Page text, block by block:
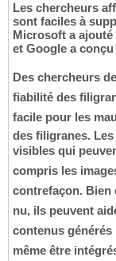
Les chercheurs
sont faciles à
Microsoft a
et Google a
Des chercheurs
fiabilité des
facile pour les
des filigranes.
visibles qui
compris les
contrefaçon. Bien
nu, ils peuvent
contenus générés
même être